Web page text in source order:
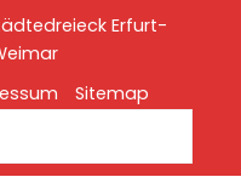
Erfurt-
Sitemap